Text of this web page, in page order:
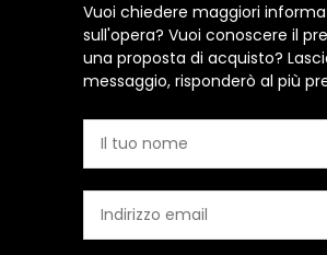
Vuoi chiedere maggiori
sull'opera? Vuoi conoscere il
una proposta di acquisto?
messaggio, risponderò al più